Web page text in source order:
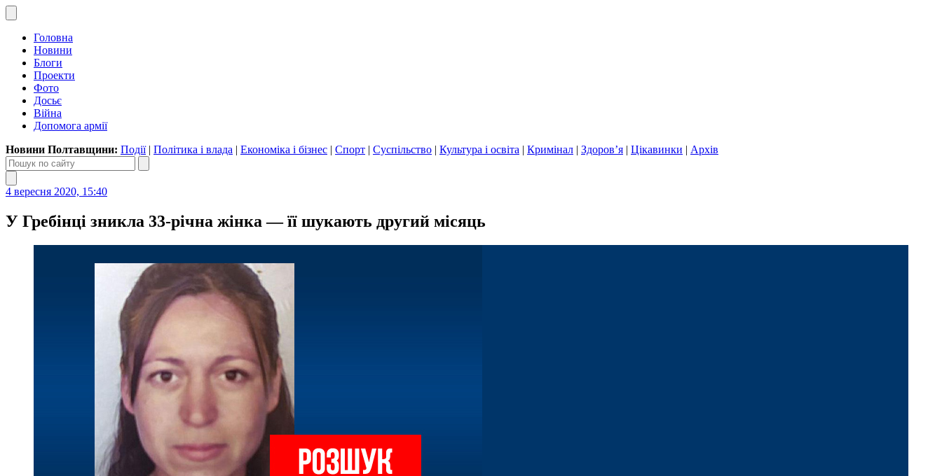
Головна
Новини
Блоги
Проекти
Фото
Досьє
Війна
Допомога армії
Новини Полтавщини: Події| Політика і влада | Економіка і бізнес | Спорт | Суспільство | Культура і освіта | Кримінал | Здоров’я | Цікавинки | Архів
4 вересня 2020, 15:40
У Гребінці зникла 33-річна жінка — її шукають другий місяць